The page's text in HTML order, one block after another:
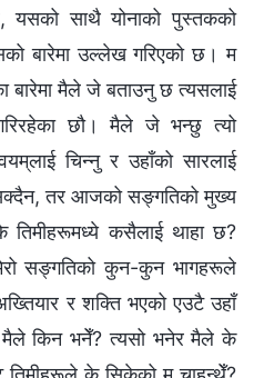
यसको साथै योनाको पुस्तकको
बारेमा उल्‍लेख गरिएको छ। म
बारेमा मैले जे बताउनु छ त्यसलाई
छौ। मैले जे भन्छु त्यो
चिन्‍नु र उहाँको सारलाई
सक्दैन, तर आजको सङ्गतिको मुख्य
कसैलाई थाहा छ?
सङ्गतिको कुन-कुन भागहरूले
र शक्ति भएको एउटै उहाँ
किन भनेँ? त्यसो भनेर मैले के